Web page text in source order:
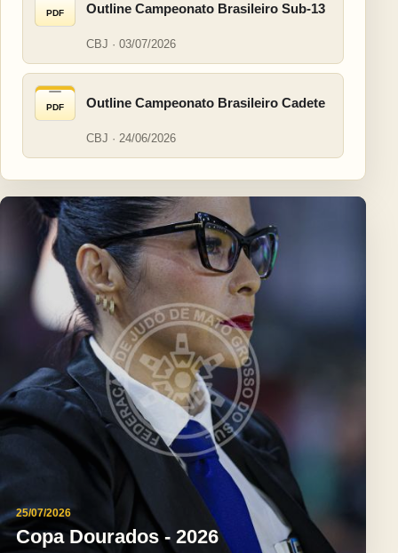
PDF Outline Campeonato Brasileiro Sub-13
CBJ · 03/07/2026
PDF Outline Campeonato Brasileiro Cadete
CBJ · 24/06/2026
25/07/2026
Copa Dourados - 2026